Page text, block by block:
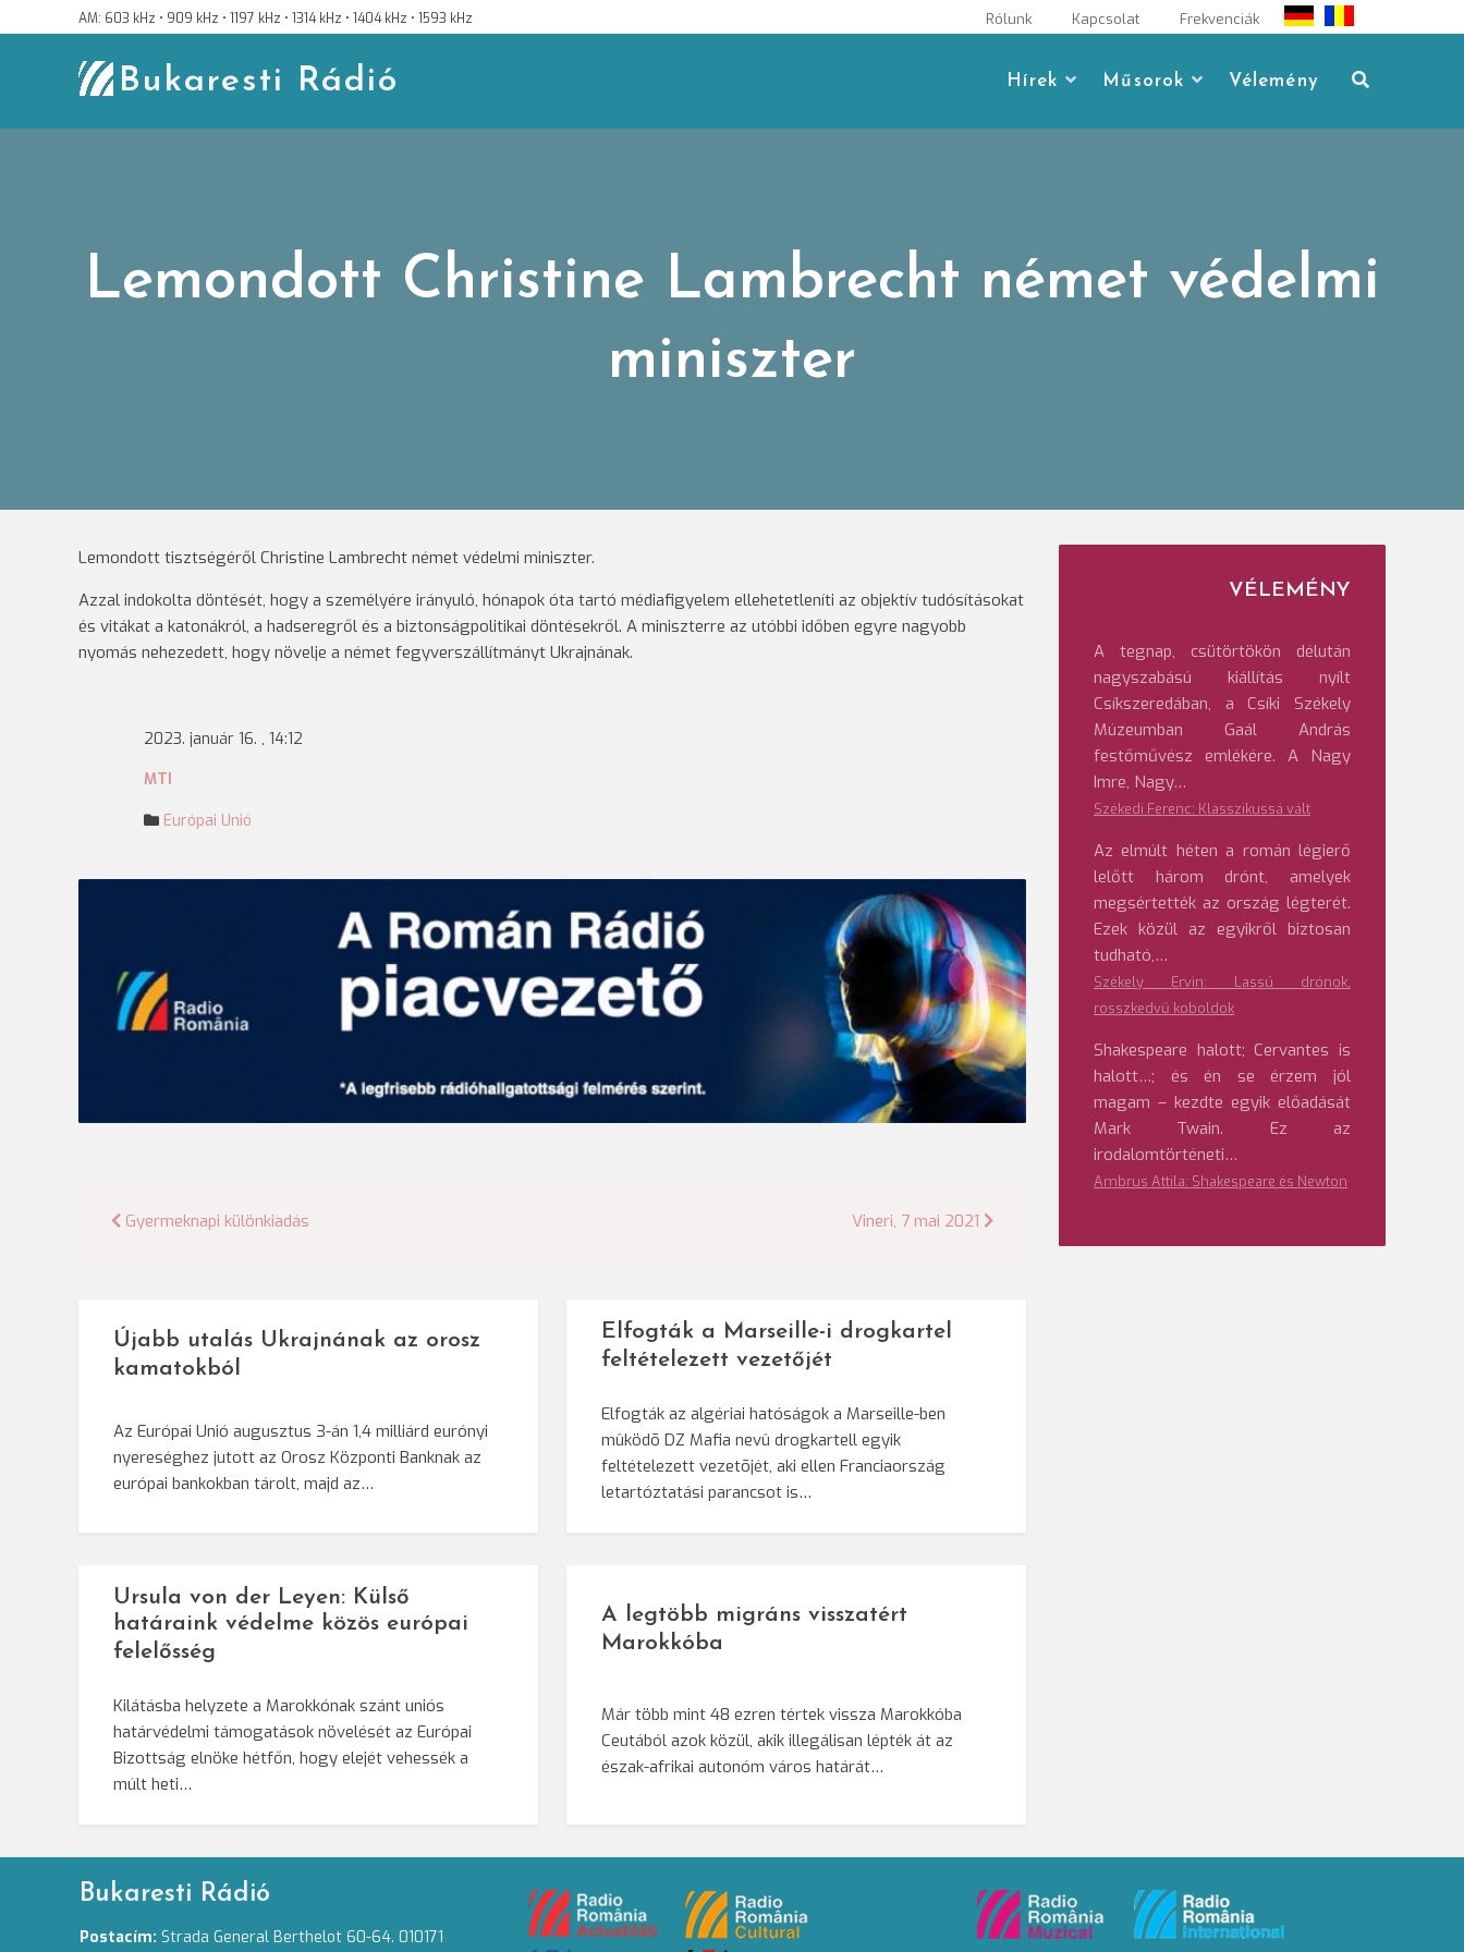
to
AM: 603 kHz • 909 kHz • 1197 kHz • 1314 kHz • 1404 kHz • 1593 kHz Rólunk Kapcsolat Frekvenciák
Bukaresti Rádió Hírek Műsorok Vélemény
Lemondott Christine Lambrecht német védelmi
miniszter
Lemondott tisztségéről Christine Lambrecht német védelmi miniszter.
Azzal indokolta döntését, hogy a személyére irányuló, hónapok óta tartó médiafigyelem ellehetetleníti az objektív tudósításokat
és vitákat a katonákról, a hadseregről és a biztonságpolitikai döntésekről. A miniszterre az utóbbi időben egyre nagyobb
nyomás nehezedett, hogy növelje a német fegyverszállítmányt Ukrajnának.
2023. január 16. , 14:12
MTI
Európai Unió
Bejegyzés
Gyermeknapi különkiadás Vineri, 7 mai 2021
Újabb utalás Ukrajnának az orosz
kamatokból
Az Európai Unió augusztus 3-án 1,4 milliárd eurónyi
nyereséghez jutott az Orosz Központi Banknak az
európai bankokban tárolt, majd az…
Elfogták a Marseille-i drogkartel
feltételezett vezetőjét
Elfogták az algériai hatóságok a Marseille-ben
mûködõ DZ Mafia nevû drogkartell egyik
feltételezett vezetõjét, aki ellen Franciaország
letartóztatási parancsot is…
Ursula von der Leyen: Külső
határaink védelme közös európai
felelősség
Kilátásba helyzete a Marokkónak szánt uniós
határvédelmi támogatások növelését az Európai
Bizottság elnöke hétfőn, hogy elejét vehessék a
múlt heti…
A legtöbb migráns visszatért
Marokkóba
Már több mint 48 ezren tértek vissza Marokkóba
Ceutából azok közül, akik illegálisan lépték át az
észak-afrikai autonóm város határát…
VÉLEMÉNY
A tegnap, csütörtökön délután
nagyszabású kiállítás nyílt
Csíkszeredában, a Csíki Székely
Múzeumban Gaál András
festőművész emlékére. A Nagy
Imre, Nagy…
Székedi Ferenc: Klasszikussá vált
Az elmúlt héten a román légierő
lelőtt három drónt, amelyek
megsértették az ország légterét.
Ezek közül az egyikről biztosan
tudható,…
Székely Ervin: Lassú drónok,
rosszkedvű koboldok
Shakespeare halott; Cervantes is
halott…; és én se érzem jól
magam – kezdte egyik előadását
Mark Twain. Ez az
irodalomtörténeti…
Ambrus Attila: Shakespeare és Newton
Bukaresti Rádió
Postacím: Strada General Berthelot 60-64. 010171